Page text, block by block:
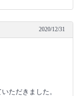
2020/12/31
ただきました。